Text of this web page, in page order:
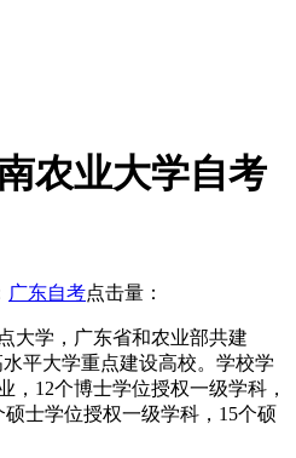
农业大学自考
广东自考点击量：
大学，广东省和农业部共建
平大学重点建设高校。学校学
，12个博士学位授权一级学科，
士学位授权一级学科，15个硕